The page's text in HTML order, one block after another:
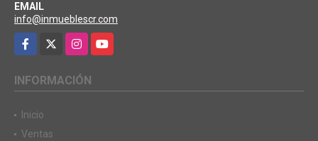
EMAIL
info@inmueblescr.com
Facebook
InstagramYouTube
INFORMACIÓN
Inicio
Ventas